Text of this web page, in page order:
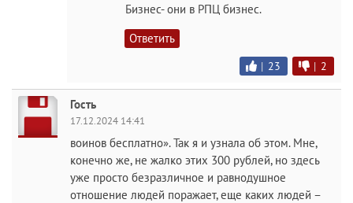
Бизнес- они в РПЦ бизнес.
Ответить
| 23 | 2
Гость
17.12.2024 14:41
воинов бесплатно». Так я и узнала об этом. Мне,
конечно же, не жалко этих 300 рублей, но здесь
уже просто безразличное и равнодушное
отношение людей поражает, еще каких людей –